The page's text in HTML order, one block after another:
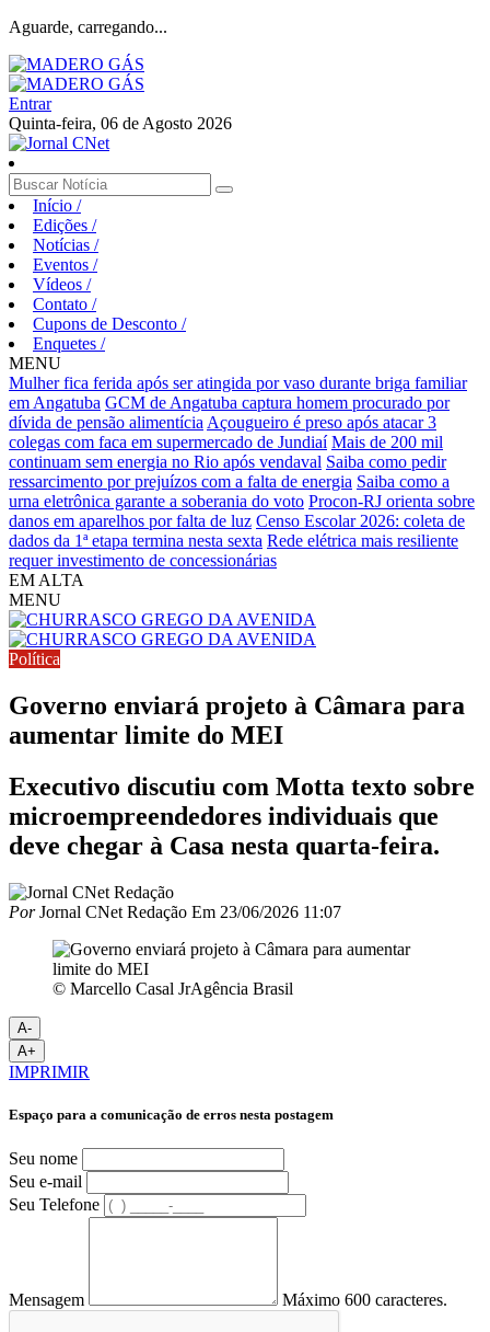
Aguarde, carregando...
Entrar
Quinta-feira, 06 de Agosto 2026
Início /
Edições /
Notícias /
Eventos /
Vídeos /
Contato /
Cupons de Desconto /
Enquetes /
MENU
Mulher fica ferida após ser atingida por vaso durante briga familiar
em Angatuba GCM de Angatuba captura homem procurado por
dívida de pensão alimentícia Açougueiro é preso após atacar 3
colegas com faca em supermercado de Jundiaí Mais de 200 mil
continuam sem energia no Rio após vendaval Saiba como pedir
ressarcimento por prejuízos com a falta de energia Saiba como a
urna eletrônica garante a soberania do voto Procon-RJ orienta sobre
danos em aparelhos por falta de luz Censo Escolar 2026: coleta de
dados da 1ª etapa termina nesta sexta Rede elétrica mais resiliente
requer investimento de concessionárias
EM ALTA
MENU
Política
Governo enviará projeto à Câmara para
aumentar limite do MEI
Executivo discutiu com Motta texto sobre
microempreendedores individuais que
deve chegar à Casa nesta quarta-feira.
PorJornal CNet Redação Em 23/06/2026 11:07
© Marcello Casal JrAgência Brasil
A-
A+
IMPRIMIR
Espaço para a comunicação de erros nesta postagem
Seu nome
Seu e-mail
Seu Telefone
Mensagem Máximo 600 caracteres.